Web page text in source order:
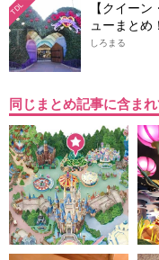
TDL
【クイー
ューまとめ
しろまる
同じまとめ記事に含ま